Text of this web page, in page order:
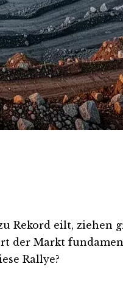
Rekord eilt, ziehen
der Markt
Rallye?